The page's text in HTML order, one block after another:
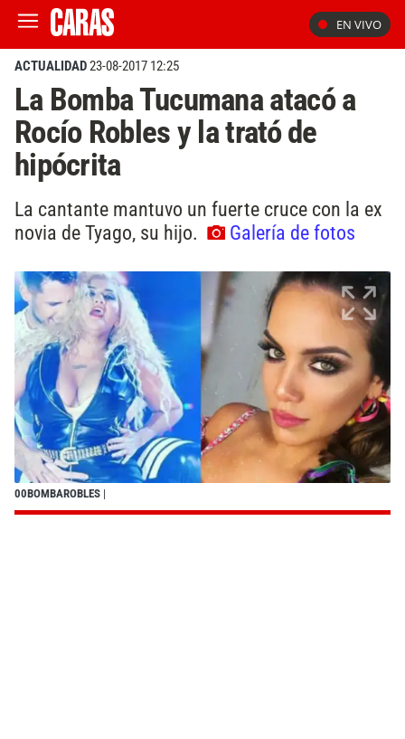
EN VIVO
ACTUALIDAD23-08-2017 12:25
La Bomba Tucumana atacó a
Rocío Robles y la trató de
hipócrita
La cantante mantuvo un fuerte cruce con la ex
novia de Tyago, su hijo.
Galería de fotos
00BOMBAROBLES |